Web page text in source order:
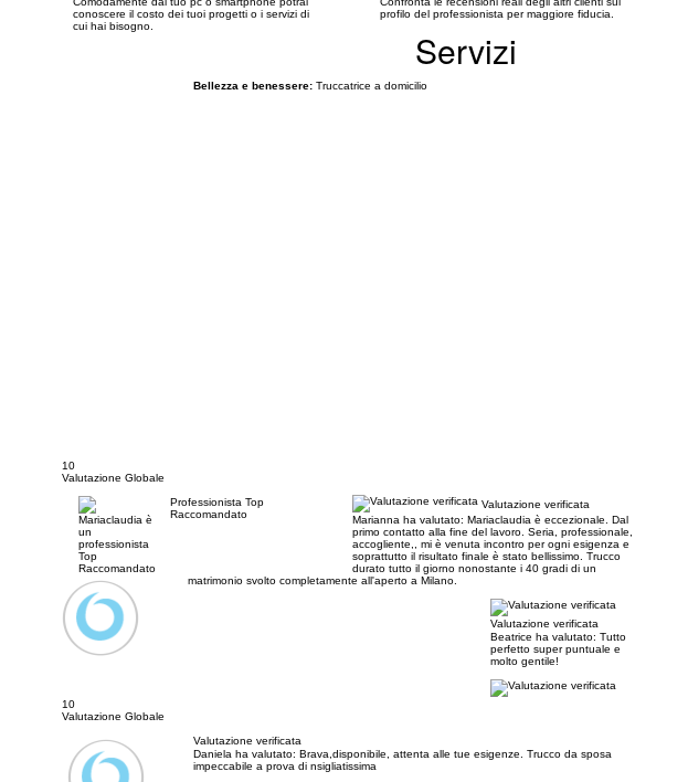
conoscere il costo dei tuoi progetti o i servizi di
cui hai bisogno.
profilo del professionista per maggiore fiducia.
Servizi
Bellezza e benessere: Truccatrice a domicilio
10
Valutazione Globale
Professionista Top
Raccomandato
Valutazione verificata
Marianna ha valutato:Mariaclaudia è eccezionale. Dal
primo contatto alla fine del lavoro. Seria, professionale,
accogliente,, mi è venuta incontro per ogni esigenza e
soprattutto il risultato finale è stato bellissimo. Trucco
durato tutto il giorno nonostante i 40 gradi di un
matrimonio svolto completamente all'aperto a Milano.
10
Valutazione Globale
Valutazione verificata
Beatrice ha valutato: Tutto
perfetto super puntuale e
molto gentile!
Valutazione verificata
Daniela ha valutato: Brava,disponibile, attenta alle tue esigenze. Trucco da sposa
impeccabile a prova di nsigliatissima